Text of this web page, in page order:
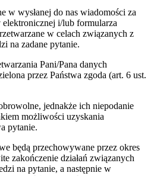
w wysłanej do nas wiadomości za
i/lub formularza
w celach związanych z
na zadane pytanie.
Pani/Pana danych
przez Państwa zgoda (art. 6 ust.
jednakże ich niepodanie
możliwości uzyskania
pytanie.
będą przechowywane przez okres
zakończenie działań związanych
na pytanie, a następnie w